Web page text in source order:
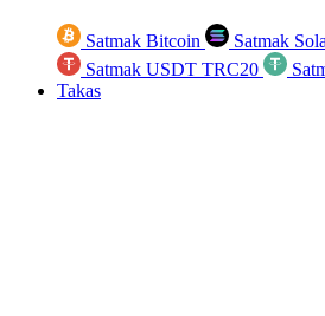
Satmak Bitcoin Satmak
Satmak USDT TRC20
Takas